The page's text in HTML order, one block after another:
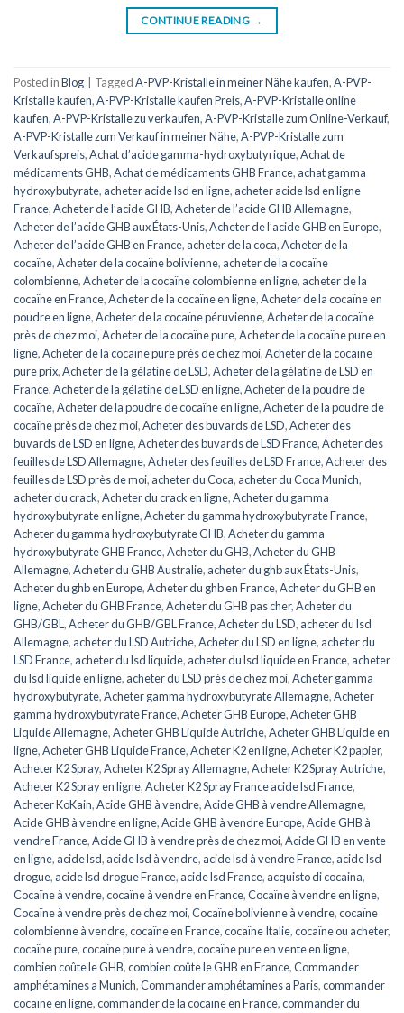
CONTINUE READING →
Posted inBlog TaggedA-PVP-Kristalle in meiner Nähe kaufen,A-PVP-
Kristalle kaufen,A-PVP-Kristalle kaufen Preis,A-PVP-Kristalle online
kaufen,A-PVP-Kristalle zu verkaufen,A-PVP-Kristalle zum Online-Verkauf,
A-PVP-Kristalle zum Verkauf in meiner Nähe,A-PVP-Kristalle zum
Verkaufspreis,Achat d’acide gamma-hydroxybutyrique,Achat de
médicaments GHB,Achat de médicaments GHB France, achat gamma
hydroxybutyrate, acheter acide lsd en ligne, acheter acide lsd en ligne
France,Acheter de l’acide GHB,Acheter de l’acide GHB Allemagne,
Acheter de l’acide GHB aux États-Unis,Acheter de l’acide GHB en Europe,
Acheter de l’acide GHB en France, acheter de la coca,Acheter de la
cocaïne,Acheter de la cocaïne bolivienne, acheter de la cocaïne
colombienne,Acheter de la cocaïne colombienne en ligne, acheter de la
cocaïne en France,Acheter de la cocaïne en ligne,Acheter de la cocaïne en
poudre en ligne,Acheter de la cocaïne péruvienne,Acheter de la cocaïne
près de chez moi,Acheter de la cocaïne pure,Acheter de la cocaïne pure en
ligne,Acheter de la cocaïne pure près de chez moi,Acheter de la cocaïne
pure prix,Acheter de la gélatine de LSD,Acheter de la gélatine de LSD en
France,Acheter de la gélatine de LSD en ligne,Acheter de la poudre de
cocaïne,Acheter de la poudre de cocaïne en ligne,Acheter de la poudre de
cocaïne près de chez moi,Acheter des buvards de LSD,Acheter des
buvards de LSD en ligne,Acheter des buvards de LSD France,Acheter des
feuilles de LSD Allemagne,Acheter des feuilles de LSD France,Acheter des
feuilles de LSD près de moi, acheter du Coca, acheter du Coca Munich,
acheter du crack,Acheter du crack en ligne,Acheter du gamma
hydroxybutyrate en ligne,Acheter du gamma hydroxybutyrate France,
Acheter du gamma hydroxybutyrate GHB,Acheter du gamma
hydroxybutyrate GHB France,Acheter du GHB,Acheter du GHB
Allemagne,Acheter du GHB Australie, acheter du ghb aux États-Unis,
Acheter du ghb en Europe,Acheter du ghb en France,Acheter du GHB en
ligne,Acheter du GHB France,Acheter du GHB pas cher,Acheter du
GHB/GBL,Acheter du GHB/GBL France,Acheter du LSD, acheter du lsd
Allemagne, acheter du LSD Autriche,Acheter du LSD en ligne, acheter du
LSD France, acheter du lsd liquide, acheter du lsd liquide en France, acheter
du lsd liquide en ligne, acheter du LSD près de chez moi,Acheter gamma
hydroxybutyrate,Acheter gamma hydroxybutyrate Allemagne,Acheter
gamma hydroxybutyrate France,Acheter GHB Europe,Acheter GHB
Liquide Allemagne,Acheter GHB Liquide Autriche,Acheter GHB Liquide en
ligne,Acheter GHB Liquide France,Acheter K2 en ligne,Acheter K2 papier,
Acheter K2 Spray,Acheter K2 Spray Allemagne,Acheter K2 Spray Autriche,
Acheter K2 Spray en ligne,Acheter K2 Spray France acide lsd France,
Acheter KoKain,Acide GHB à vendre,Acide GHB à vendre Allemagne,
Acide GHB à vendre en ligne,Acide GHB à vendre Europe,Acide GHB à
vendre France,Acide GHB à vendre près de chez moi,Acide GHB en vente
en ligne, acide lsd, acide lsd à vendre, acide lsd à vendre France, acide lsd
drogue, acide lsd drogue France, acide lsd France, acquisto di cocaina,
Cocaïne à vendre,cocaïne à vendre en France,Cocaïne à vendre en ligne,
Cocaïne à vendre près de chez moi,Cocaïne bolivienne à vendre,cocaïne
colombienne à vendre,cocaïne en France,cocaïne Italie,cocaïne ou acheter,
cocaïne pure,cocaïne pure à vendre,cocaïne pure en vente en ligne,
combien coûte le GHB,combien coûte le GHB en France,Commander
amphétamines a Munich,Commander amphétamines a Paris,commander
cocaïne en ligne,commander de la cocaïne en France,commander du